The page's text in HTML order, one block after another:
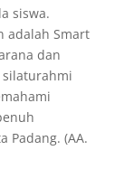
siswa.
adalah Smart
dan
silaturahmi
Padang. (AA.